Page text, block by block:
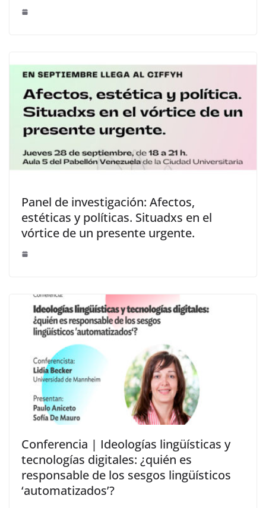
Panel de investigación: Afectos,
estéticas y políticas. Situadxs en el
vórtice de un presente urgente.
Conferencia | Ideologías lingüísticas y
tecnologías digitales: ¿quién es
responsable de los sesgos lingüísticos
‘automatizados’?